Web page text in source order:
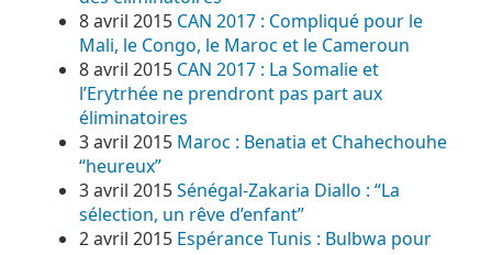
8 avril 2015 CAN 2017 : Compliqué pour le
Mali, le Congo, le Maroc et le Cameroun
8 avril 2015 CAN 2017 : La Somalie et
l’Erytrhée ne prendront pas part aux
éliminatoires
3 avril 2015 Maroc : Benatia et Chahechouhe
“heureux”
3 avril 2015Sénégal-Zakaria Diallo : “La
sélection, un rêve d’enfant”
2 avril 2015 Espérance Tunis : Bulbwa pour